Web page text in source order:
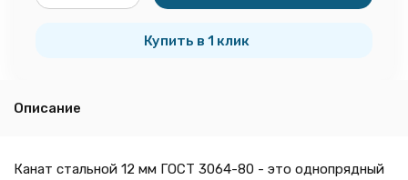
Купить в 1 клик
Описание
Канат стальной 12 мм ГОСТ 3064-80 - это однопрядный